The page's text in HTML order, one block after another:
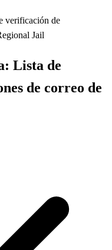
verificación de
Jail
Lista de
de correo de